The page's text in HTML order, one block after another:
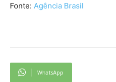
Fonte: Agência Brasil
WhatsApp